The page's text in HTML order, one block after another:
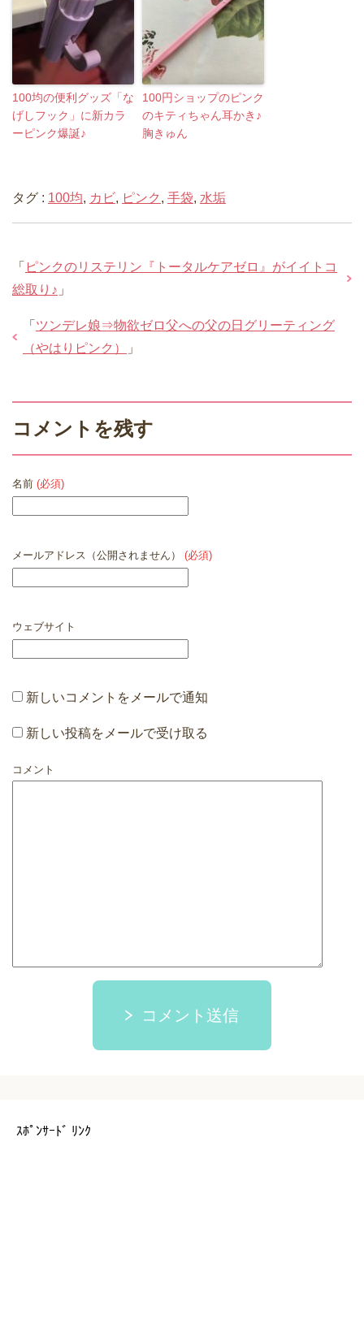
100均の便利グッズ「な
げしフック」に新カラ
ーピンク爆誕♪
100円ショップのピンク
のキティちゃん耳かき♪
胸きゅん
タグ : 100均, カビ, ピンク , 手袋, 水垢
「 ピンクのリステリン『トータルケアゼロ』がイイトコ
総取り♪ 」
「 ツンデレ娘⇒物欲ゼロ父への父の日グリーティング
（やはりピンク）
」
コメントを残す
名前 (必須)
メールアドレス（公開されません） (必須)
ウェブサイト
新しいコメントをメールで通知
新しい投稿をメールで受け取る
コメント
コメント送信
ｽﾎﾟﾝｻｰﾄﾞ ﾘﾝｸ